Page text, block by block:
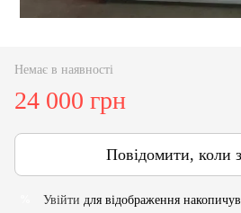
Немає в наявності
24 000 грн
Повідомити, коли
Увійти для відображення